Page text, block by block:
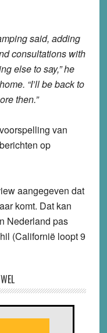
said, adding
consultations with
else to say,” he
“I’ll be back to
then.”
van
op
aangegeven dat
komt. Dat kan
Nederland pas
(Californië loopt 9